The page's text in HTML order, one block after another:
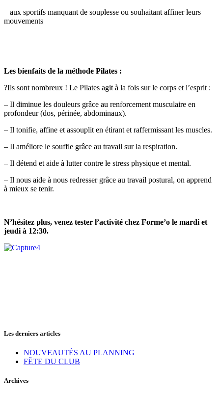
– aux sportifs manquant de souplesse ou souhaitant affiner leurs
mouvements
Les bienfaits de la méthode Pilates :
?Ils sont nombreux ! Le Pilates agit à la fois sur le corps et l’esprit :
– Il diminue les douleurs grâce au renforcement musculaire en
profondeur (dos, périnée, abdominaux).
– Il tonifie, affine et assouplit en étirant et raffermissant les muscles.
– Il améliore le souffle grâce au travail sur la respiration.
– Il détend et aide à lutter contre le stress physique et mental.
– Il nous aide à nous redresser grâce au travail postural, on apprend
à mieux se tenir.
N’hésitez plus, venez tester l’activité chez Forme’o le mardi et
jeudi à 12:30.
Les derniers articles
NOUVEAUTÉS AU PLANNING
FÊTE DU CLUB
Archives